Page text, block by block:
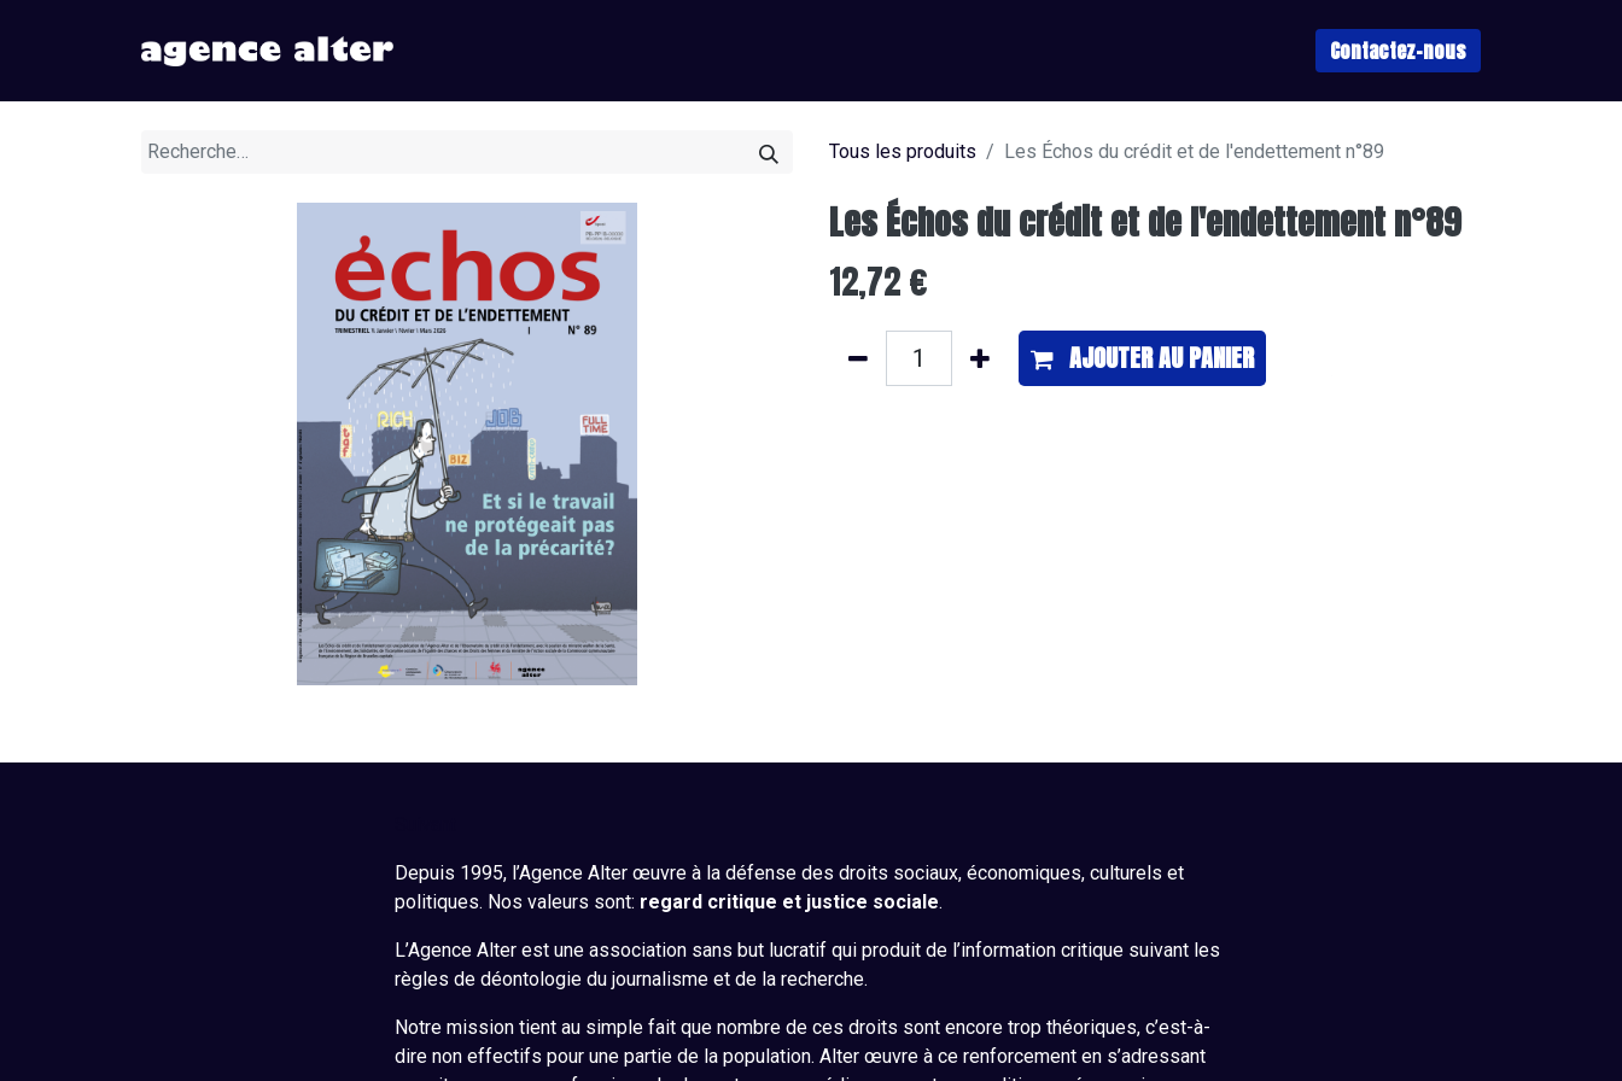
Contactez-nous
Tous les produits Les Échos du crédit et de l'endettement n°89
Les Échos du crédit et de l'endettement n°89
12,72€
AJOUTER ​AU PANIER
Depuis 1995, l’Agence Alter œuvre à la défense des droits sociaux, économiques, culturels et
politiques. Nos valeurs sont: regard critique et justice sociale.
L’Agence Alter est une association sans but lucratif qui produit de l’information critique suivant les
règles de déontologie du journalisme et de la recherche.
Notre mission tient au simple fait que nombre de ces droits sont encore trop théoriques, c’est-à-
dire non effectifs pour une partie de la population. Alter œuvre à ce renforcement en s’adressant